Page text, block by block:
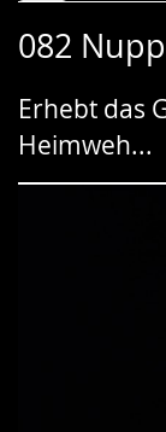
082
Erhebt das
Heimweh...
Leichten
wechseln.
Audio-
Video
Deutscher
wird